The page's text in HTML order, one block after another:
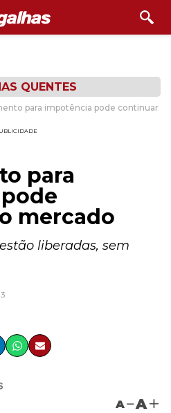
QUENTES
para impotência pode continuar
para
mercado
liberadas, sem
A A